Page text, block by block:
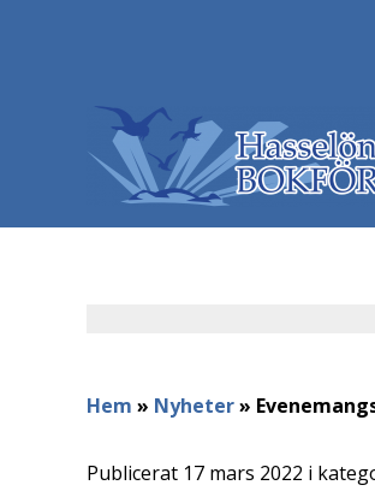
Hem » Nyheter»
Publicerat 17 mars 2022 i